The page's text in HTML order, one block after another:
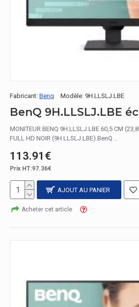
Fabricant: Benq Modèle: 9H.LLSLJ.LBE
MONITEUR BENQ 9H.LLSLJ.LBE 60,5 CM
FULL HD NOIR (9H.LLSLJ.LBE).BenQ ..
113.91€
Prix HT:97.36€
AJOUT AU PANIER
Acheter cet article